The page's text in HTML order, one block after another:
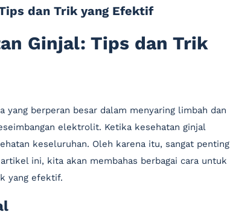
dan Trik yang Efektif
Ginjal: Tips dan Trik
yang berperan besar dalam menyaring limbah dan
elektrolit. Ketika kesehatan ginjal
keseluruhan. Oleh karena itu, sangat penting
ini, kita akan membahas berbagai cara untuk
yang efektif.